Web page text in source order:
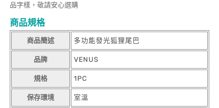
品字樣，敬請安心選購
商品規格
商品簡述 多功能發光狐狸尾巴
品牌 VENUS
規格 1PC
保存環境 室溫